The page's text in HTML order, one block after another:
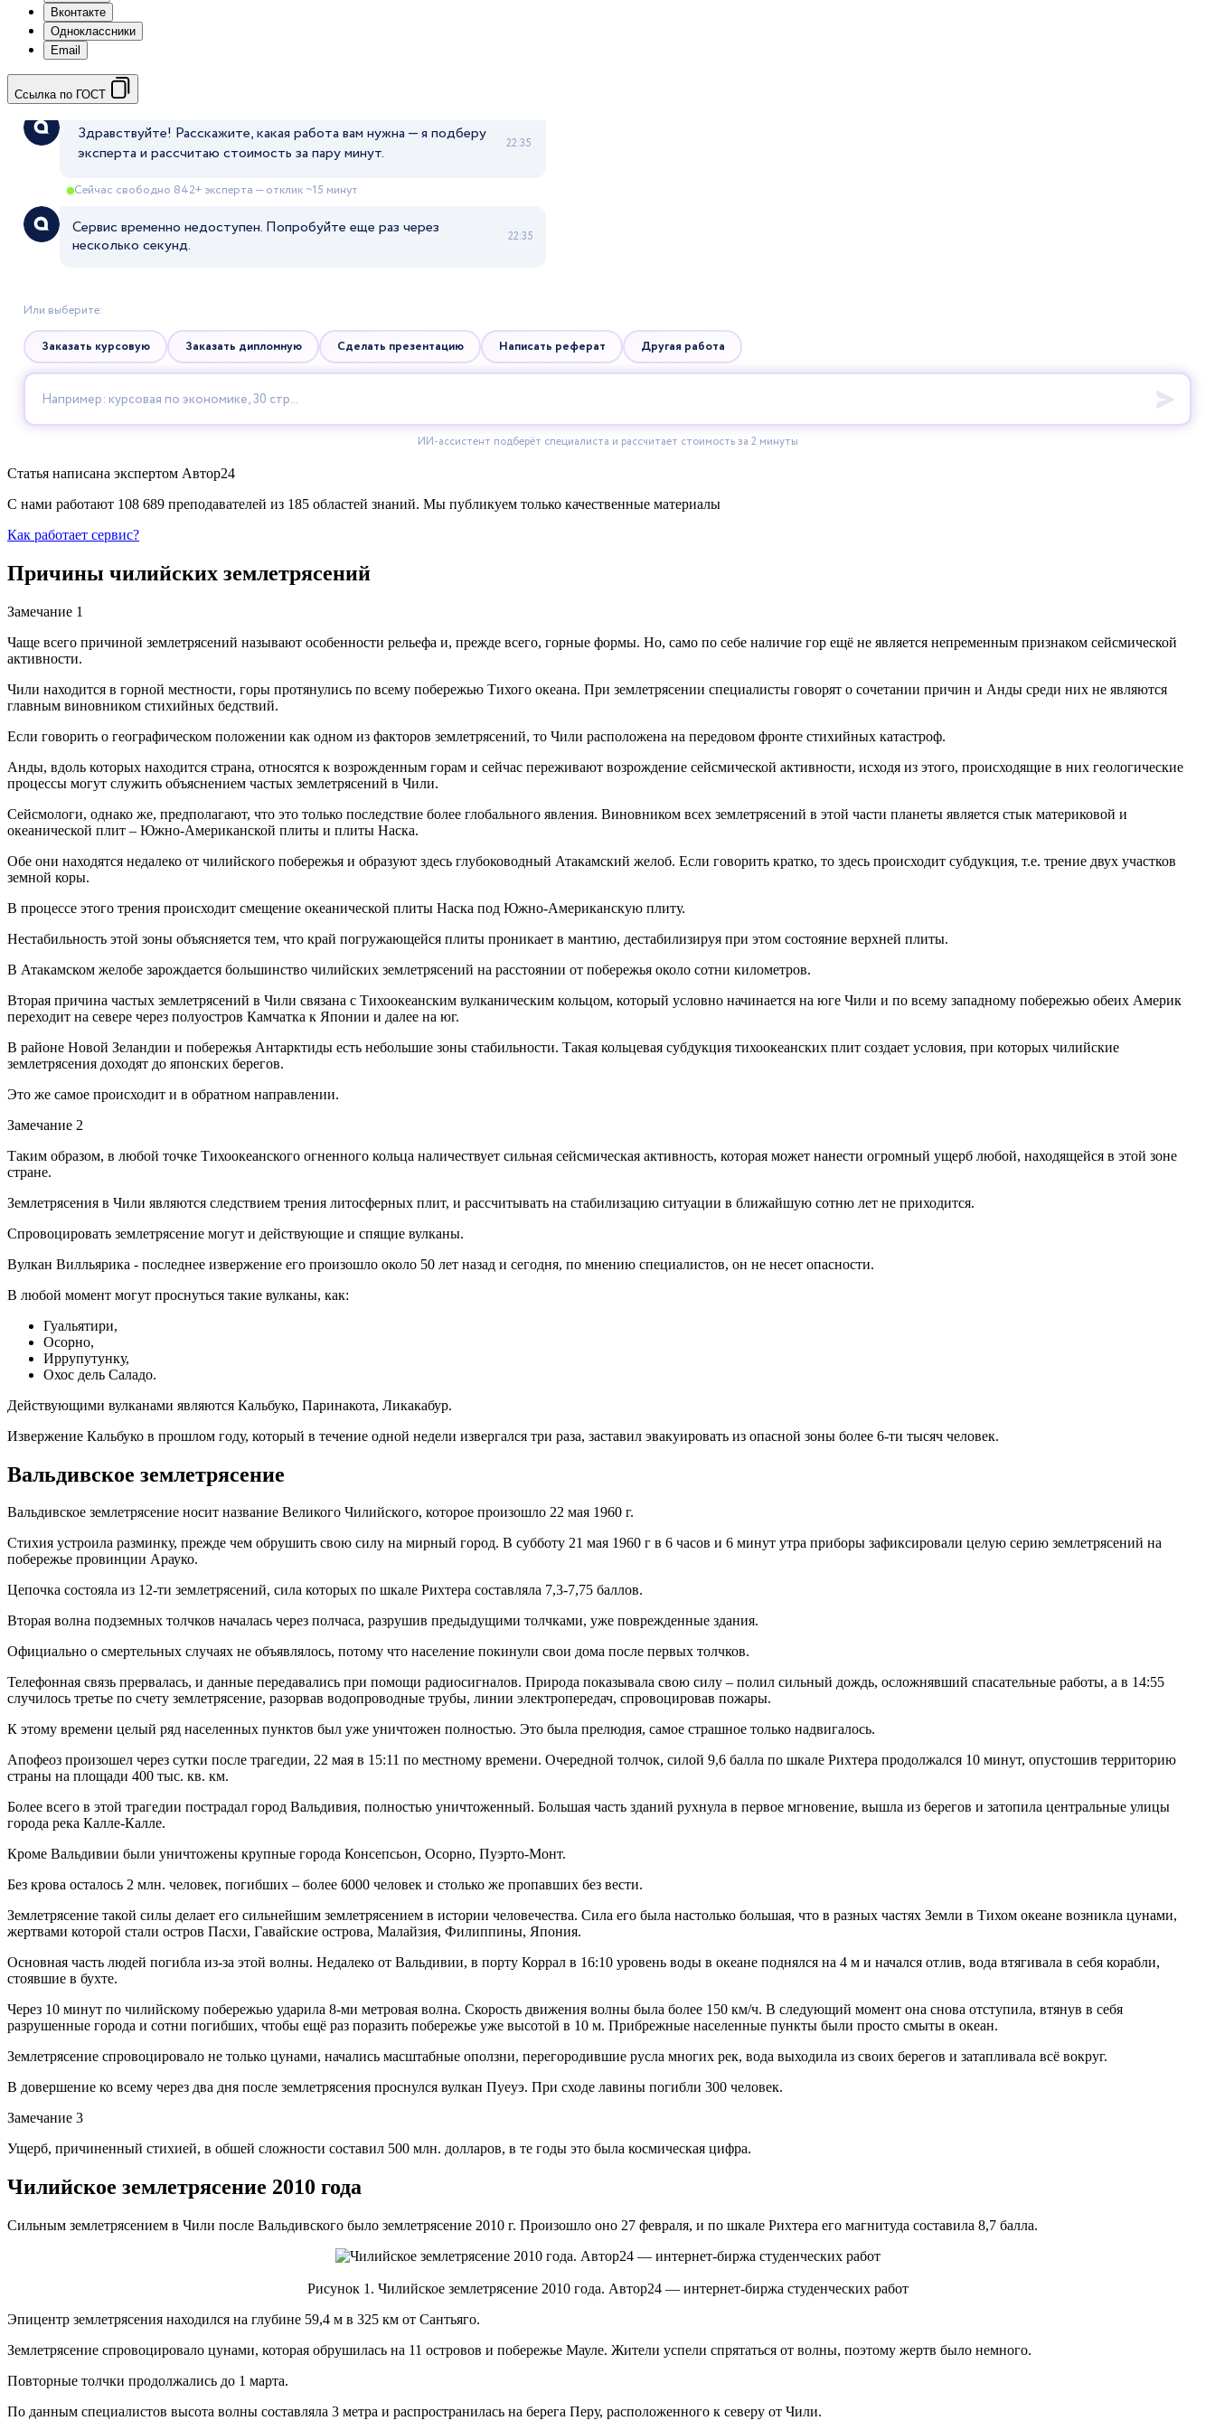
Вконтакте
Одноклассники
Email
Ссылка по ГОСТ
Статья написана экспертом Автор24
С нами работают 108 689 преподавателей из 185 областей знаний. Мы публикуем только качественные материалы
Как работает сервис?
Причины чилийских землетрясений
Замечание 1
Чаще всего причиной землетрясений называют особенности рельефа и, прежде всего, горные формы. Но, само по себе наличие гор ещё не является непременным признаком сейсмической
активности.
Чили находится в горной местности, горы протянулись по всему побережью Тихого океана. При землетрясении специалисты говорят о сочетании причин и Анды среди них не являются
главным виновником стихийных бедствий.
Если говорить о географическом положении как одном из факторов землетрясений, то Чили расположена на передовом фронте стихийных катастроф.
Анды, вдоль которых находится страна, относятся к возрожденным горам и сейчас переживают возрождение сейсмической активности, исходя из этого, происходящие в них геологические
процессы могут служить объяснением частых землетрясений в Чили.
Сейсмологи, однако же, предполагают, что это только последствие более глобального явления. Виновником всех землетрясений в этой части планеты является стык материковой и
океанической плит – Южно-Американской плиты и плиты Наска.
Обе они находятся недалеко от чилийского побережья и образуют здесь глубоководный Атакамский желоб. Если говорить кратко, то здесь происходит субдукция, т.е. трение двух участков
земной коры.
В процессе этого трения происходит смещение океанической плиты Наска под Южно-Американскую плиту.
Нестабильность этой зоны объясняется тем, что край погружающейся плиты проникает в мантию, дестабилизируя при этом состояние верхней плиты.
В Атакамском желобе зарождается большинство чилийских землетрясений на расстоянии от побережья около сотни километров.
Вторая причина частых землетрясений в Чили связана с Тихоокеанским вулканическим кольцом, который условно начинается на юге Чили и по всему западному побережью обеих Америк
переходит на севере через полуостров Камчатка к Японии и далее на юг.
В районе Новой Зеландии и побережья Антарктиды есть небольшие зоны стабильности. Такая кольцевая субдукция тихоокеанских плит создает условия, при которых чилийские
землетрясения доходят до японских берегов.
Это же самое происходит и в обратном направлении.
Замечание 2
Таким образом, в любой точке Тихоокеанского огненного кольца наличествует сильная сейсмическая активность, которая может нанести огромный ущерб любой, находящейся в этой зоне
стране.
Землетрясения в Чили являются следствием трения литосферных плит, и рассчитывать на стабилизацию ситуации в ближайшую сотню лет не приходится.
Спровоцировать землетрясение могут и действующие и спящие вулканы.
Вулкан Вилльярика - последнее извержение его произошло около 50 лет назад и сегодня, по мнению специалистов, он не несет опасности.
В любой момент могут проснуться такие вулканы, как:
Гуальятири,
Осорно,
Иррупутунку,
Охос дель Саладо.
Действующими вулканами являются Кальбуко, Паринакота, Ликакабур.
Извержение Кальбуко в прошлом году, который в течение одной недели извергался три раза, заставил эвакуировать из опасной зоны более 6-ти тысяч человек.
Вальдивское землетрясение
Вальдивское землетрясение носит название Великого Чилийского, которое произошло 22 мая 1960 г.
Стихия устроила разминку, прежде чем обрушить свою силу на мирный город. В субботу 21 мая 1960 г в 6 часов и 6 минут утра приборы зафиксировали целую серию землетрясений на
побережье провинции Арауко.
Цепочка состояла из 12-ти землетрясений, сила которых по шкале Рихтера составляла 7,3-7,75 баллов.
Вторая волна подземных толчков началась через полчаса, разрушив предыдущими толчками, уже поврежденные здания.
Официально о смертельных случаях не объявлялось, потому что население покинули свои дома после первых толчков.
Телефонная связь прервалась, и данные передавались при помощи радиосигналов. Природа показывала свою силу – полил сильный дождь, осложнявший спасательные работы, а в 14:55
случилось третье по счету землетрясение, разорвав водопроводные трубы, линии электропередач, спровоцировав пожары.
К этому времени целый ряд населенных пунктов был уже уничтожен полностью. Это была прелюдия, самое страшное только надвигалось.
Апофеоз произошел через сутки после трагедии, 22 мая в 15:11 по местному времени. Очередной толчок, силой 9,6 балла по шкале Рихтера продолжался 10 минут, опустошив территорию
страны на площади 400 тыс. кв. км.
Более всего в этой трагедии пострадал город Вальдивия, полностью уничтоженный. Большая часть зданий рухнула в первое мгновение, вышла из берегов и затопила центральные улицы
города река Калле-Калле.
Кроме Вальдивии были уничтожены крупные города Консепсьон, Осорно, Пуэрто-Монт.
Без крова осталось 2 млн. человек, погибших – более 6000 человек и столько же пропавших без вести.
Землетрясение такой силы делает его сильнейшим землетрясением в истории человечества. Сила его была настолько большая, что в разных частях Земли в Тихом океане возникла цунами,
жертвами которой стали остров Пасхи, Гавайские острова, Малайзия, Филиппины, Япония.
Основная часть людей погибла из-за этой волны. Недалеко от Вальдивии, в порту Коррал в 16:10 уровень воды в океане поднялся на 4 м и начался отлив, вода втягивала в себя корабли,
стоявшие в бухте.
Через 10 минут по чилийскому побережью ударила 8-ми метровая волна. Скорость движения волны была более 150 км/ч. В следующий момент она снова отступила, втянув в себя
разрушенные города и сотни погибших, чтобы ещё раз поразить побережье уже высотой в 10 м. Прибрежные населенные пункты были просто смыты в океан.
Землетрясение спровоцировало не только цунами, начались масштабные оползни, перегородившие русла многих рек, вода выходила из своих берегов и затапливала всё вокруг.
В довершение ко всему через два дня после землетрясения проснулся вулкан Пуеуэ. При сходе лавины погибли 300 человек.
Замечание 3
Ущерб, причиненный стихией, в обшей сложности составил 500 млн. долларов, в те годы это была космическая цифра.
Чилийское землетрясение 2010 года
Сильным землетрясением в Чили после Вальдивского было землетрясение 2010 г. Произошло оно 27 февраля, и по шкале Рихтера его магнитуда составила 8,7 балла.
Рисунок 1. Чилийское землетрясение 2010 года. Автор24 — интернет-биржа студенческих работ
Эпицентр землетрясения находился на глубине 59,4 м в 325 км от Сантьяго.
Землетрясение спровоцировало цунами, которая обрушилась на 11 островов и побережье Мауле. Жители успели спрятаться от волны, поэтому жертв было немного.
Повторные толчки продолжались до 1 марта.
По данным специалистов высота волны составляла 3 метра и распространилась на берега Перу, расположенного к северу от Чили.